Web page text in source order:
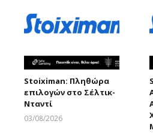
Stoiximan: Πληθώρα
επιλογών στο Σέλτικ-
Νταντί
03/08/2026